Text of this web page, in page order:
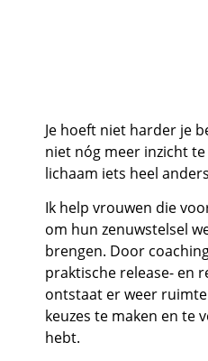
Je hoeft niet harder je
niet nóg meer inzicht
lichaam iets heel
Ik help vrouwen die
om hun zenuwstelsel
brengen. Door
praktische release- en
ontstaat er weer
keuzes te maken en te
hebt.